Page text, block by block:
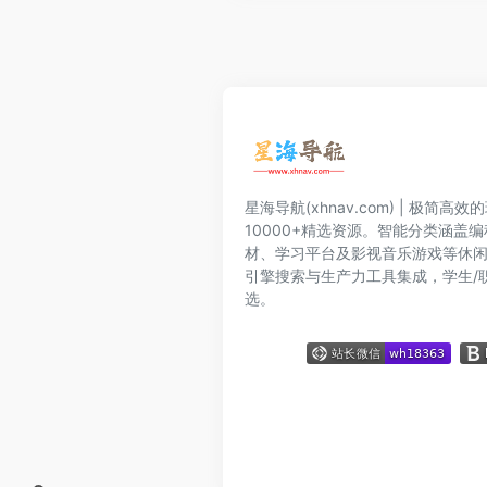
星海导航(xhnav.com) | 极简高效
10000+精选资源。智能分类涵盖
材、学习平台及影视音乐游戏等休
引擎搜索与生产力工具集成，学生/
选。